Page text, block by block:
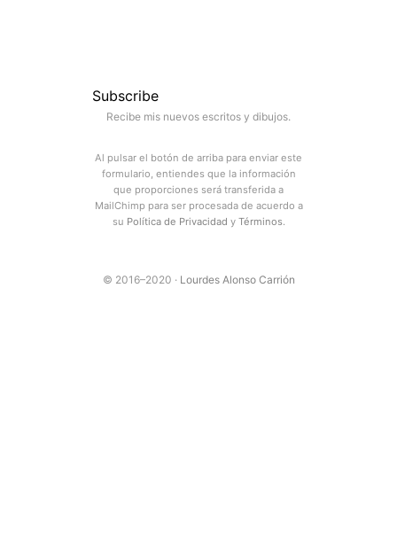
Subscribe
Recibe mis nuevos escritos y dibujos.
Al pulsar el botón de arriba para enviar este
formulario, entiendes que la información
que proporciones será transferida a
MailChimp para ser procesada de acuerdo a
su Política de Privacidad y Términos.
© 2016–2020 · Lourdes Alonso Carrión